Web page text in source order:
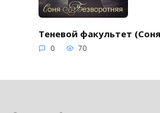
Теневой факультет
0 70